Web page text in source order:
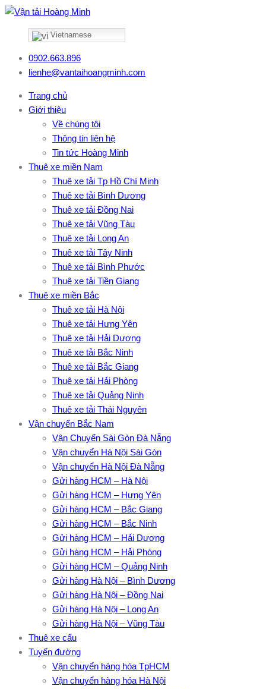
Vietnamese
0902.663.896
lienhe@vantaihoangminh.com
Trang chủ
Giới thiệu
Về chúng tôi
Thông tin liên hệ
Tin tức Hoàng Minh
Thuê xe miền Nam
Thuê xe tải Tp Hồ Chí Minh
Thuê xe tải Bình Dương
Thuê xe tải Đồng Nai
Thuê xe tải Vũng Tàu
Thuê xe tải Long An
Thuê xe tải Tây Ninh
Thuê xe tải Bình Phước
Thuê xe tải Tiền Giang
Thuê xe miền Bắc
Thuê xe tải Hà Nội
Thuê xe tải Hưng Yên
Thuê xe tải Hải Dương
Thuê xe tải Bắc Ninh
Thuê xe tải Bắc Giang
Thuê xe tải Hải Phòng
Thuê xe tải Quảng Ninh
Thuê xe tải Thái Nguyên
Vận chuyển Bắc Nam
Vận Chuyển Sài Gòn Đà Nẵng
Vận chuyển Hà Nội Sài Gòn
Vận chuyển Hà Nội Đà Nẵng
Gửi hàng HCM – Hà Nội
Gửi hàng HCM – Hưng Yên
Gửi hàng HCM – Bắc Giang
Gửi hàng HCM – Bắc Ninh
Gửi hàng HCM – Hải Dương
Gửi hàng HCM – Hải Phòng
Gửi hàng HCM – Quảng Ninh
Gửi hàng Hà Nội – Bình Dương
Gửi hàng Hà Nội – Đồng Nai
Gửi hàng Hà Nội – Long An
Gửi hàng Hà Nội – Vũng Tàu
Thuê xe cẩu
Tuyến đường
Vận chuyển hàng hóa TpHCM
Vận chuyển hàng hóa Hà Nội